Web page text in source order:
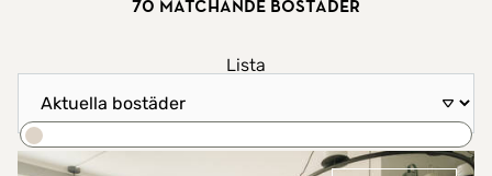
Lista
70 matchande bostäder
Sortera efter
Sök